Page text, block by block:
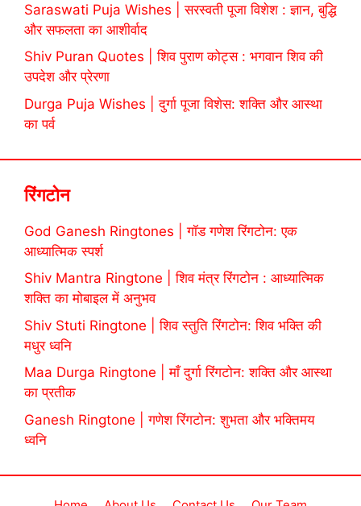
Saraswati Puja Wishes | सरस्वती पूजा विशेश : ज्ञान, बुद्धि
और सफलता का आशीर्वाद
Shiv Puran Quotes | शिव पुराण कोट्स : भगवान शिव की
उपदेश और प्रेरणा
Durga Puja Wishes | दुर्गा पूजा विशेस: शक्ति और आस्था
का पर्व
रिंगटोन
God Ganesh Ringtones | गॉड गणेश रिंगटोन: एक
आध्यात्मिक स्पर्श
Shiv Mantra Ringtone | शिव मंत्र रिंगटोन : आध्यात्मिक
शक्ति का मोबाइल में अनुभव
Shiv Stuti Ringtone | शिव स्तुति रिंगटोन: शिव भक्ति की
मधुर ध्वनि
Maa Durga Ringtone | माँ दुर्गा रिंगटोन: शक्ति और आस्था
का प्रतीक
Ganesh Ringtone | गणेश रिंगटोन: शुभता और भक्तिमय
ध्वनि